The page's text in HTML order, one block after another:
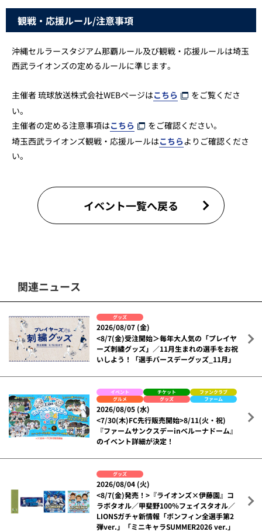
観戦・応援ルール/注意事項
沖縄セルラースタジアム那覇ルール及び観戦・応援ルールは埼玉
西武ライオンズの定めるルールに準じます。
主催者 琉球放送株式会社WEBページはこちら
をご覧くださ
い。
主催者の定める注意事項はこちら
をご確認ください。
埼玉西武ライオンズ観戦・応援ルールはこちらよりご確認くださ
い。
イベント一覧へ戻る
関連ニュース
グッズ
2026/08/07 (金)
<8/7(金)受注開始＞毎年大人気の「プレイヤ
ーズ刺繍グッズ」／11月生まれの選手をお祝
いしよう！「選手バースデーグッズ_11月」
イベント チケット
ファンクラブ
グルメ
グッズ ファーム
2026/08/05 (水)
<7/30(木)FC先行販売開始>8/11(火・祝)
『ファームサンクスデーinベルーナドーム』
のイベント詳細が決定！
グッズ
2026/08/04 (火)
<8/7(金)発売！>『ライオンズ×伊藤園』コ
ラボタオル／甲斐野100％フェイスタオル／
LIONSガチャ新情報「ボンフィン全選手第2
弾ver.」「ミニキャラSUMMER2026 ver.」